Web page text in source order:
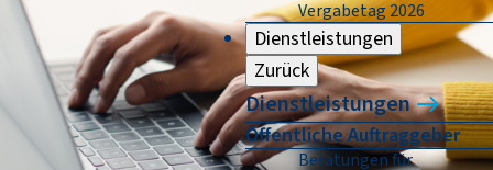
Vergabetag 2026
Dienstleistungen
Zurück
Dienstleistungen
Öffentliche Auftraggeber
Beratungen für